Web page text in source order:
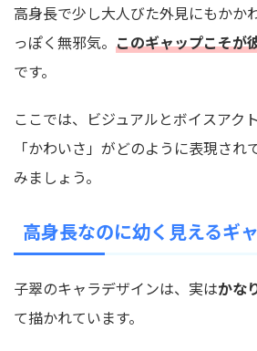
高身長で少し大人びた外見にもかか
っぽく無邪気。 このギャップこそが
です。
ここでは、ビジュアルとボイスアク
「かわいさ」がどのように表現され
みましょう。
高身長なのに幼く見えるギ
子翠のキャラデザインは、実はかな
て描かれています。